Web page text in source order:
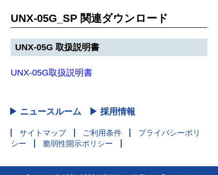
UNX-05G_SP 関連ダウンロード
UNX-05G 取扱説明書
UNX-05G取扱説明書
▶ ニュースルーム ▶ 採用情報
サイトマップ ご利用条件
プライバシーポリ
シー
脆弱性開示ポリシー